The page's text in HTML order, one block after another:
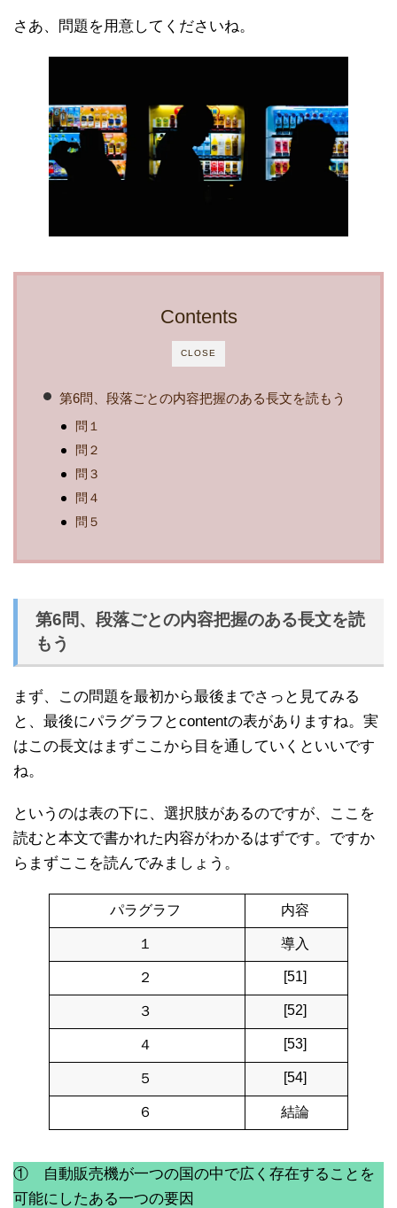
さあ、問題を用意してくださいね。
CLOSE
Contents
第6問、段落ごとの内容把握のある長文を読もう
問１
問２
問３
問４
問５
第6問、段落ごとの内容把握のある長文を読
もう
まず、この問題を最初から最後までさっと見てみる
と、最後にパラグラフとcontentの表がありますね。実
はこの長文はまずここから目を通していくといいです
ね。
というのは表の下に、選択肢があるのですが、ここを
読むと本文で書かれた内容がわかるはずです。ですか
らまずここを読んでみましょう。
パラグラフ 内容
１ 導入
２ [51]
３ [52]
４ [53]
５ [54]
６ 結論
① 自動販売機が一つの国の中で広く存在することを
可能にしたある一つの要因